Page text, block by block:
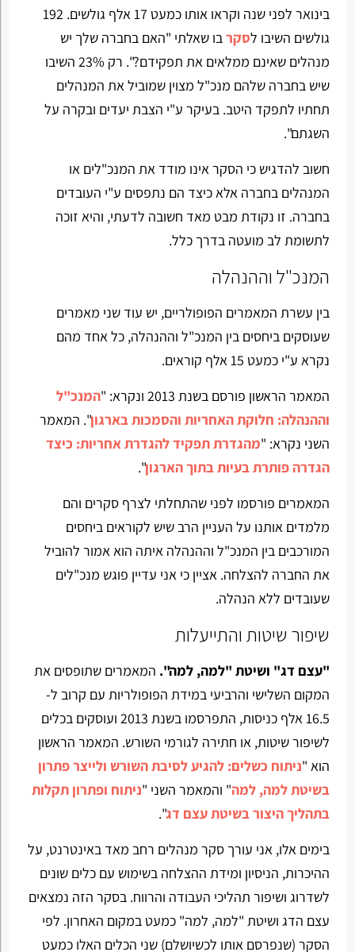
בינואר לפני שנה וקראו אותו כמעט 17 אלף גולשים. 192
גולשים השיבו לסקרבו שאלתי "האם בחברה שלך יש
מנהלים שאינם ממלאים את תפקידם?". רק 23% השיבו
שיש בחברה שלהם מנכ"ל מצוין שמוביל את המנהלים
תחתיו לתפקד היטב. בעיקר ע"י הצבת יעדים ובקרה על
השגתם".
חשוב להדגיש כי הסקר אינו מודד את המנכ"לים או
המנהלים בחברה אלא כיצד הם נתפסים ע"י העובדים
בחברה. זו נקודת מבט מאד חשובה לדעתי, והיא זוכה
לתשומת לב מועטה בדרך כלל.
המנכ"ל וההנהלה
בין עשרת המאמרים הפופולריים, יש עוד שני מאמרים
שעוסקים ביחסים בין המנכ"ל וההנהלה, כל אחד מהם
נקרא ע"י כמעט 15 אלף קוראים.
המאמר הראשון פורסם בשנת 2013 ונקרא: "
המנכ"ל
וההנהלה: חלוקת האחריות והסמכות בארגון". המאמר
השני נקרא: "מהגדרת תפקיד להגדרת אחריות: כיצד
הגדרה פותרת בעיות בתוך הארגון".
המאמרים פורסמו לפני שהתחלתי לצרף סקרים והם
מלמדים אותנו על העניין הרב שיש לקוראים ביחסים
המורכבים בין המנכ"ל וההנהלה איתה הוא אמור להוביל
את החברה להצלחה. אציין כי אני עדיין פוגש מנכ"לים
שעובדים ללא הנהלה.
שיפור שיטות והתייעלות
"עצם דג" ושיטת "למה, למה". המאמרים שתופסים את
המקום השלישי והרביעי במידת הפופולריות עם קרוב ל-
16.5 אלף כניסות, התפרסמו בשנת 2013 ועוסקים בכלים
לשיפור שיטות, או חתירה לגורמי השורש. המאמר הראשון
הוא "ניתוח כשלים: להגיע לסיבת השורש ולייצר פתרון
בשיטת למה, למה" והמאמר השני "ניתוח ופתרון תקלות
בתהליך היצור בשיטת עצם דג".
בימים אלו, אני עורך סקר מנהלים רחב מאד באינטרנט, על
ההיכרות, הניסיון ומידת ההצלחה בשימוש עם כלים שונים
לשדרוג ושיפור תהליכי העבודה והרווח. בסקר הזה נמצאים
עצם הדג ושיטת "למה, למה" כמעט במקום האחרון. לפי
הסקר (שנפרסם אותו לכשיושלם) שני הכלים האלו כמעט